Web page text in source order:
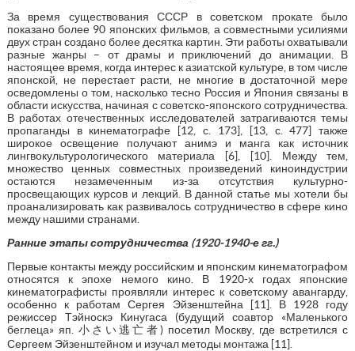
За время существования СССР в советском прокате было
показано более 90 японских фильмов, а совместными усилиями
двух стран создано более десятка картин. Эти работы охватывали
разные жанры – от драмы и приключений до анимации. В
настоящее время, когда интерес к азиатской культуре, в том числе
японской, не перестает расти, не многие в достаточной мере
осведомлены о том, насколько тесно Россия и Япония связаны в
области искусства, начиная с советско-японского сотрудничества.
В работах отечественных исследователей затрагиваются темы
пропаганды в кинематографе [12, с. 173], [13, с. 477] также
широкое освещение получают анимэ и манга как источник
лингвокультурологического материала [6], [10]. Между тем,
множество ценных совместных произведений киноиндустрии
остаются незамеченным из-за отсутствия культурно-
просвещающих курсов и лекций. В данной статье мы хотели бы
проанализировать как развивалось сотрудничество в сфере кино
между нашими странами.
Ранние этапы сотрудничества (1920-1940-е гг.)
Первые контакты между российским и японским кинематографом
относятся к эпохе немого кино. В 1920-х годах японские
кинематографисты проявляли интерес к советскому авангарду,
особенно к работам Сергея Эйзенштейна [11]. В 1928 году
режиссер Тэйноскэ Кинугаса (будущий соавтор «Маленького
беглеца» яп. 小さい逃亡者) посетил Москву, где встретился с
Сергеем Эйзенштейном и изучал методы монтажа [11].